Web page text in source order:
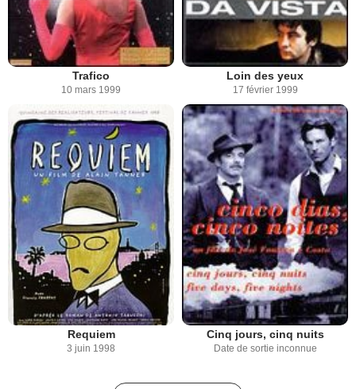
Trafico
10 mars 1999
Loin des yeux
17 février 1999
Requiem
3 juin 1998
Cinq jours, cinq nuits
Date de sortie inconnue